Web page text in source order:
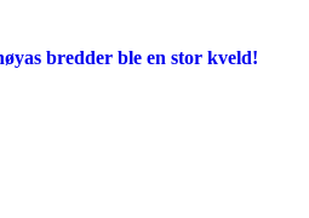
bredder ble en stor kveld!